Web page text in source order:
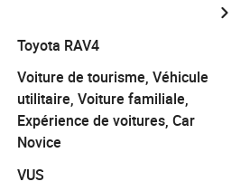
d'occasion prix
Toyota RAV4
Voiture de tourisme, Véhicule
utilitaire, Voiture familiale,
Expérience de voitures, Car
Novice
VUS